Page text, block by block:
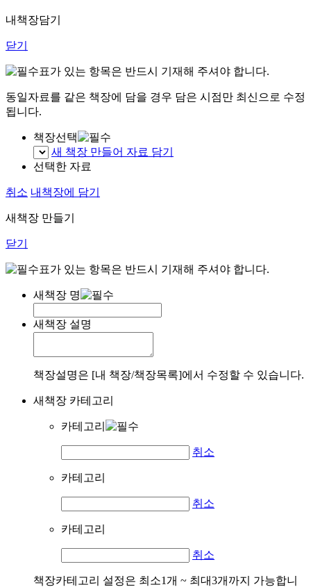
내책장담기
닫기
표가 있는 항목은 반드시 기재해 주셔야 합니다.
동일자료를 같은 책장에 담을 경우 담은 시점만 최신으로 수정
됩니다.
책장선택
새 책장 만들어 자료 담기
선택한 자료
취소 내책장에 담기
새책장 만들기
닫기
표가 있는 항목은 반드시 기재해 주셔야 합니다.
새책장 명
새책장 설명
책장설명은 [내 책장/책장목록]에서 수정할 수 있습니다.
새책장 카테고리
카테고리
취소
카테고리
취소
카테고리
취소
책장카테고리 설정은 최소1개 ~ 최대3개까지 가능합니